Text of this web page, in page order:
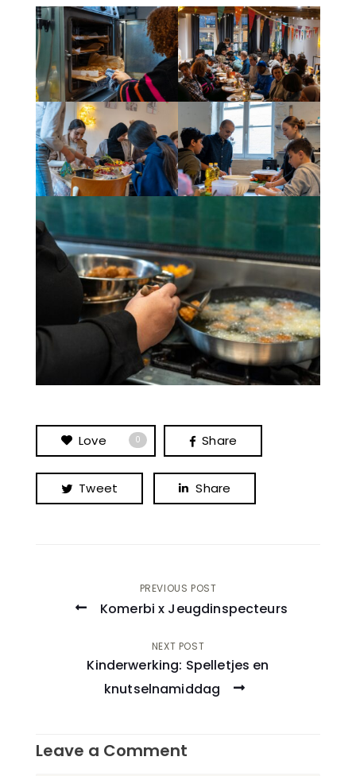
Love 0 Share
Tweet Share
Post
PREVIOUS POST
Komerbi x Jeugdinspecteurs
NEXT POST
Kinderwerking: Spelletjes en
knutselnamiddag
Leave a Comment